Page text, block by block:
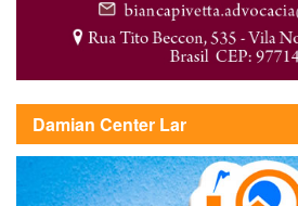
Damian Center Lar